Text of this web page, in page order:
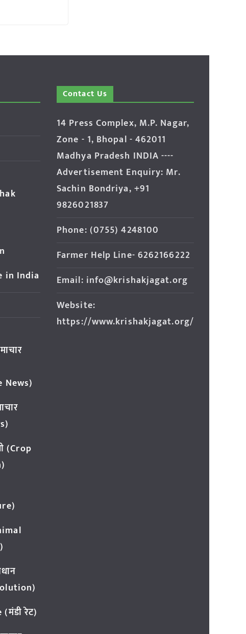
in India
(Crop
रेट)
Contact Us
14 Press Complex, M.P. Nagar,
Zone - 1, Bhopal - 462011
Madhya Pradesh INDIA ----
Advertisement Enquiry: Mr.
Sachin Bondriya, +91
9826021837
Phone: (0755) 4248100
Farmer Help Line- 6262166222
Email: info@krishakjagat.org
Website:
https://www.krishakjagat.org/